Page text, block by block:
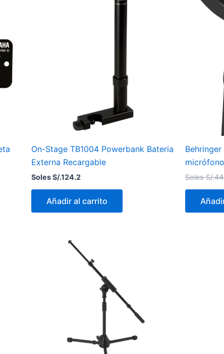
On-Stage TB1004 Powerbank Bateria
Externa Recargable
Soles S/.124.2
Añadir al carrito
Soles S/.